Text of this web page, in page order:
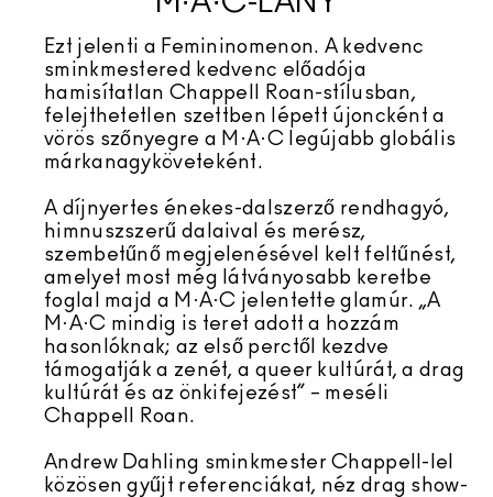
Ezt jelenti a Femininomenon. A kedvenc
sminkmestered kedvenc előadója
hamisítatlan Chappell Roan-stílusban,
felejthetetlen szettben lépett újoncként a
vörös szőnyegre a M·A·C legújabb globális
márkanagyköveteként.
A díjnyertes énekes-dalszerző rendhagyó,
himnuszszerű dalaival és merész,
szembetűnő megjelenésével kelt feltűnést,
amelyet most még látványosabb keretbe
foglal majd a M·A·C jelentette glamúr. „A
M·A·C mindig is teret adott a hozzám
hasonlóknak; az első perctől kezdve
támogatják a zenét, a queer kultúrát, a drag
kultúrát és az önkifejezést” – meséli
Chappell Roan.
Andrew Dahling sminkmester Chappell-lel
közösen gyűjt referenciákat, néz drag show-